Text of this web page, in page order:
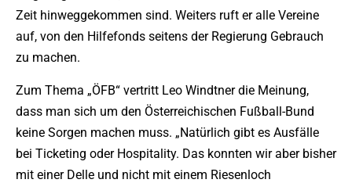
Zeit hinweggekommen sind. Weiters ruft er alle Vereine
auf, von den Hilfefonds seitens der Regierung Gebrauch
zu machen.
Zum Thema „ÖFB“ vertritt Leo Windtner die Meinung,
dass man sich um den Österreichischen Fußball-Bund
keine Sorgen machen muss. „Natürlich gibt es Ausfälle
bei Ticketing oder Hospitality. Das konnten wir aber bisher
mit einer Delle und nicht mit einem Riesenloch